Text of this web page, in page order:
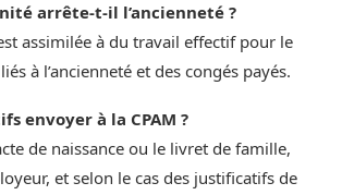
arrête‑t‑il l’ancienneté ?
assimilée à du travail effectif pour le
à l’ancienneté et des congés payés.
envoyer à la CPAM ?
de naissance ou le livret de famille,
et selon le cas des justificatifs de